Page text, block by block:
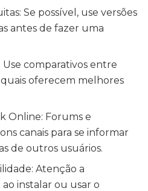
Se possível, use versões
antes de fazer uma
Use comparativos entre
oferecem melhores
Online: Forums e
canais para se informar
de outros usuários.
Atenção a
instalar ou usar o